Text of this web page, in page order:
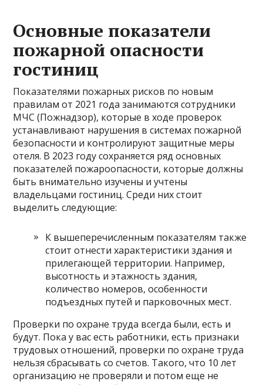
Основные показатели
пожарной опасности
гостиниц
Показателями пожарных рисков по новым
правилам от 2021 года занимаются сотрудники
МЧС (Пожнадзор), которые в ходе проверок
устанавливают нарушения в системах пожарной
безопасности и контролируют защитные меры
отеля. В 2023 году сохраняется ряд основных
показателей пожароопасности, которые должны
быть внимательно изучены и учтены
владельцами гостиниц. Среди них стоит
выделить следующие:
К вышеперечисленным показателям также
стоит отнести характеристики здания и
прилегающей территории. Например,
высотность и этажность здания,
количество номеров, особенности
подъездных путей и парковочных мест.
Проверки по охране труда всегда были, есть и
будут. Пока у вас есть работники, есть признаки
трудовых отношений, проверки по охране труда
нельзя сбрасывать со счетов. Такого, что 10 лет
организацию не проверяли и потом еще не